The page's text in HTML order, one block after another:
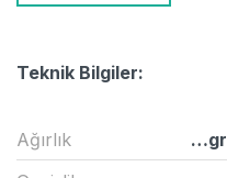
Teknik Bilgiler:
Ağırlık
…gr